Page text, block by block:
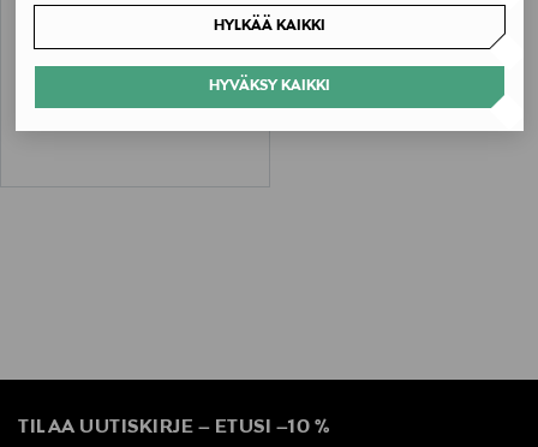
HYLKÄÄ KAIKKI
HYVÄKSY KAIKKI
Mini Check Hybrid -paitatakki
TILAA UUTISKIRJE – ETUSI –10 %